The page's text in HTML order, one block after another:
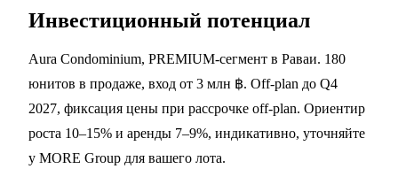
Инвестиционный потенциал
Aura Condominium, PREMIUM-сегмент в Раваи. 180
юнитов в продаже, вход от 3 млн ฿. Off-plan до Q4
2027, фиксация цены при рассрочке off-plan. Ориентир
роста 10–15% и аренды 7–9%, индикативно, уточняйте
у MORE Group для вашего лота.